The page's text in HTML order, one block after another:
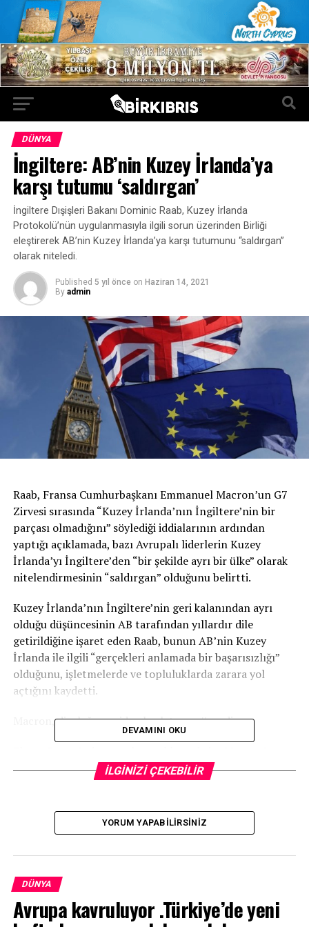
DÜNYA
İngiltere: AB’nin Kuzey İrlanda’ya
karşı tutumu ‘saldırgan’
İngiltere Dışişleri Bakanı Dominic Raab, Kuzey İrlanda
Protokolü’nün uygulanmasıyla ilgili sorun üzerinden Birliği
eleştirerek AB’nin Kuzey İrlanda’ya karşı tutumunu “saldırgan”
olarak niteledi.
Published 5 yıl önce on Haziran 14, 2021
By admin
Raab, Fransa Cumhurbaşkanı Emmanuel Macron’un G7
Zirvesi sırasında “Kuzey İrlanda’nın İngiltere’nin bir
parçası olmadığını” söylediği iddialarının ardından
yaptığı açıklamada, bazı Avrupalı liderlerin Kuzey
İrlanda’yı İngiltere’den “bir şekilde ayrı bir ülke” olarak
nitelendirmesinin “saldırgan” olduğunu belirtti.
Kuzey İrlanda’nın İngiltere’nin geri kalanından ayrı
olduğu düşüncesinin AB tarafından yıllardır dile
getirildiğine işaret eden Raab, bunun AB’nin Kuzey
İrlanda ile ilgili “gerçekleri anlamada bir başarısızlığı”
olduğunu, işletmelerde ve topluluklarda zarara yol
açtığını kaydetti.
Macron, diyaloğu yeniden başlatmayı önerdi
İngiltere Başbakanı Boris Johnson ile yaptığı görüşmede,
Brexit Anlaşması’na uyulması halinde iki ülke arasındaki
Macron’un, AB’den ayrılma kararının İngiltere’ye ait
“Cumhurbaşkanı’nın (Macron) söylediği Toulouse ve
ise bir adada bulunuyor.” ifadesi kullanıldı.
DEVAMINI OKU
İLGİNİZİ ÇEKEBİLİR
YORUM YAPABILIRSINIZ
DÜNYA
Avrupa kavruluyor .Türkiye’de yeni